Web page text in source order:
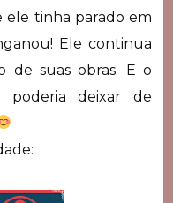
ele tinha parado em
Ele continua
de suas obras. E o
poderia deixar de